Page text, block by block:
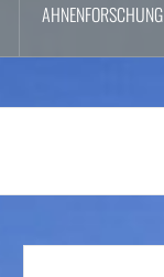
AHNENFORSCHUNG